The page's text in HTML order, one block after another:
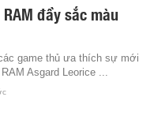
đầy sắc màu
game thủ ưa thích sự mới
Asgard Leorice ...